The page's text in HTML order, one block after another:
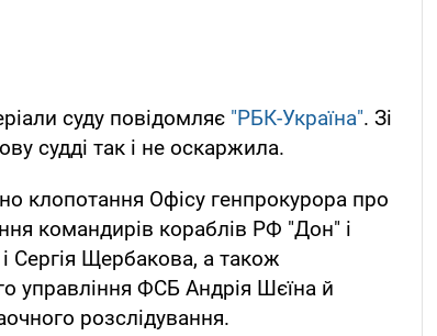
суду повідомляє "РБК-Україна". Зі
судді так і не оскаржила.
клопотання Офісу генпрокурора про
командирів кораблів РФ "Дон" і
Сергія Щербакова, а також
управління ФСБ Андрія Шєїна й
розслідування.